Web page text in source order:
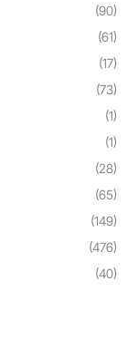
(90)
(61)
(17)
(73)
(1)
(1)
(28)
(65)
(149)
(476)
(40)